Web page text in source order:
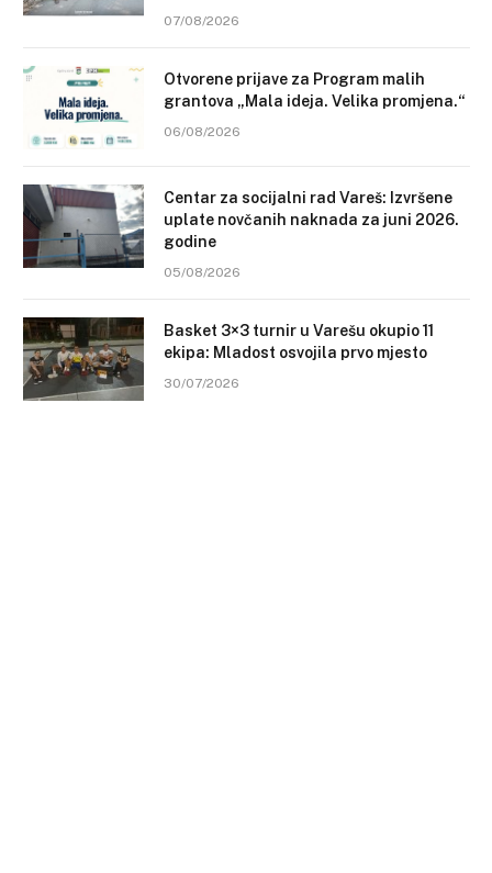
07/08/2026
Otvorene prijave za Program malih
grantova „Mala ideja. Velika promjena.“
06/08/2026
Centar za socijalni rad Vareš: Izvršene
uplate novčanih naknada za juni 2026.
godine
05/08/2026
Basket 3×3 turnir u Varešu okupio 11
ekipa: Mladost osvojila prvo mjesto
30/07/2026